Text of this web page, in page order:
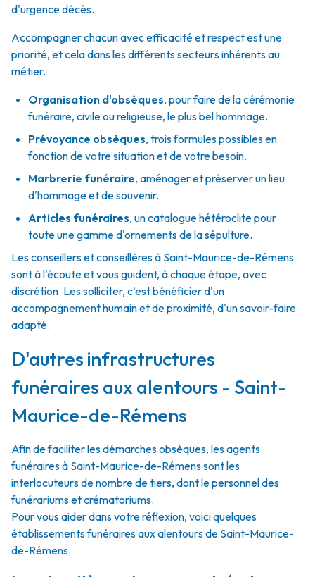
d'urgence décès.
Accompagner chacun avec efficacité et respect est une
priorité, et cela dans les différents secteurs inhérents au
métier.
Organisation d'obsèques, pour faire de la cérémonie
funéraire, civile ou religieuse, le plus bel hommage.
Prévoyance obsèques, trois formules possibles en
fonction de votre situation et de votre besoin.
Marbrerie funéraire, aménager et préserver un lieu
d'hommage et de souvenir.
Articles funéraires, un catalogue hétéroclite pour
toute une gamme d'ornements de la sépulture.
Les conseillers et conseillères à Saint-Maurice-de-Rémens
sont à l'écoute et vous guident, à chaque étape, avec
discrétion. Les solliciter, c'est bénéficier d'un
accompagnement humain et de proximité, d'un savoir-faire
adapté.
D'autres infrastructures
funéraires aux alentours - Saint-
Maurice-de-Rémens
Afin de faciliter les démarches obsèques, les agents
funéraires à Saint-Maurice-de-Rémens sont les
interlocuteurs de nombre de tiers, dont le personnel des
funérariums et crématoriums.
Pour vous aider dans votre réflexion, voici quelques
établissements funéraires aux alentours de Saint-Maurice-
de-Rémens.